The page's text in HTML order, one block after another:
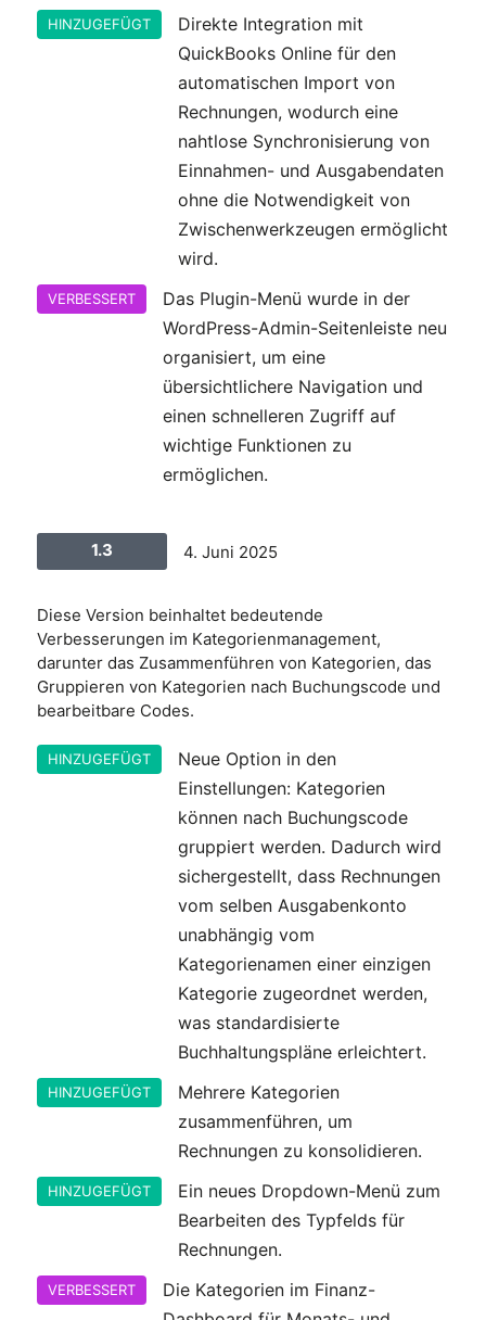
HINZUGEFÜGT
Direkte Integration mit
QuickBooks Online für den
automatischen Import von
Rechnungen, wodurch eine
nahtlose Synchronisierung von
Einnahmen- und Ausgabendaten
ohne die Notwendigkeit von
Zwischenwerkzeugen ermöglicht
wird.
VERBESSERT
Das Plugin-Menü wurde in der
WordPress-Admin-Seitenleiste neu
organisiert, um eine
übersichtlichere Navigation und
einen schnelleren Zugriff auf
wichtige Funktionen zu
ermöglichen.
1.3 4. Juni 2025
Diese Version beinhaltet bedeutende
Verbesserungen im Kategorienmanagement,
darunter das Zusammenführen von Kategorien, das
Gruppieren von Kategorien nach Buchungscode und
bearbeitbare Codes.
HINZUGEFÜGT
Neue Option in den
Einstellungen: Kategorien
können nach Buchungscode
gruppiert werden. Dadurch wird
sichergestellt, dass Rechnungen
vom selben Ausgabenkonto
unabhängig vom
Kategorienamen einer einzigen
Kategorie zugeordnet werden,
was standardisierte
Buchhaltungspläne erleichtert.
HINZUGEFÜGT
Mehrere Kategorien
zusammenführen, um
Rechnungen zu konsolidieren.
HINZUGEFÜGT
Ein neues Dropdown-Menü zum
Bearbeiten des Typfelds für
Rechnungen.
VERBESSERT
Die Kategorien im Finanz-